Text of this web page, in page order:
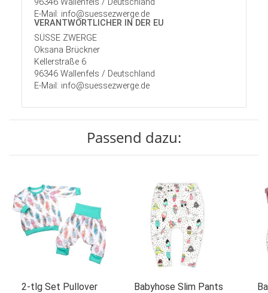
E-Mail: info@suessezwerge.de
VERANTWORT­LICHER IN DER EU
SÜSSE ZWERGE
Oksana Brückner
Kellerstraße 6
96346 Wallenfels / Deutschland
E-Mail: info@suessezwerge.de
Passend dazu:
2-tlg Set Pullover
Babyhose Slim Pants